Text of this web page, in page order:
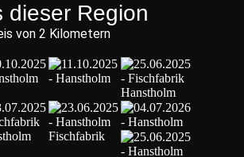
dieser Region
von 2 Kilometern